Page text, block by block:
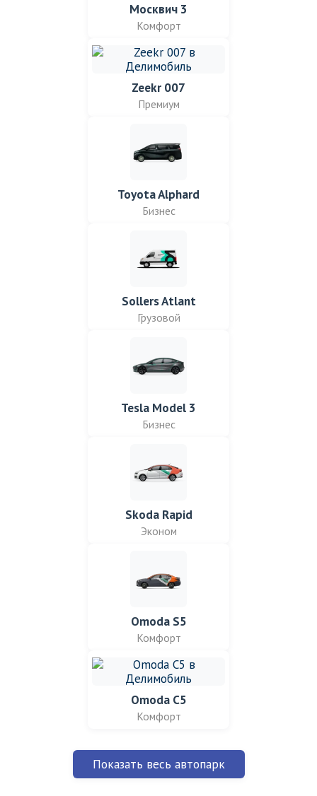
Москвич 3
Комфорт
Zeekr 007
Премиум
Toyota Alphard
Бизнес
Sollers Atlant
Грузовой
Tesla Model 3
Бизнес
Skoda Rapid
Эконом
Omoda S5
Комфорт
Omoda C5
Комфорт
Показать весь автопарк